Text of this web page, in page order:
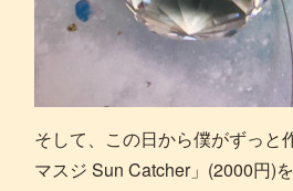
そして、この日から僕がずっと
マスジ Sun Catcher」(2000円)